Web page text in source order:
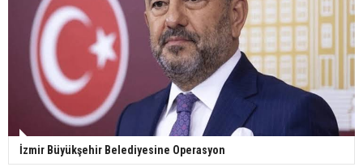
İzmir Büyükşehir Belediyesine Operasyon